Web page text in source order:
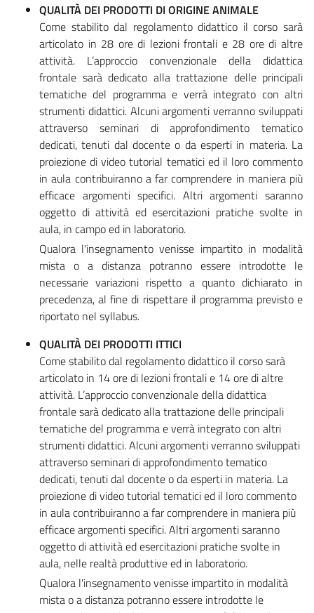
QUALITÀ DEI PRODOTTI DI ORIGINE ANIMALE
Come stabilito dal regolamento didattico il corso sarà
articolato in 28 ore di lezioni frontali e 28 ore di altre
attività. L’approccio convenzionale della didattica
frontale sarà dedicato alla trattazione delle principali
tematiche del programma e verrà integrato con altri
strumenti didattici. Alcuni argomenti verranno sviluppati
attraverso seminari di approfondimento tematico
dedicati, tenuti dal docente o da esperti in materia. La
proiezione di video tutorial tematici ed il loro commento
in aula contribuiranno a far comprendere in maniera più
efficace argomenti specifici. Altri argomenti saranno
oggetto di attività ed esercitazioni pratiche svolte in
aula, in campo ed in laboratorio.
Qualora l'insegnamento venisse impartito in modalità
mista o a distanza potranno essere introdotte le
necessarie variazioni rispetto a quanto dichiarato in
precedenza, al fine di rispettare il programma previsto e
riportato nel syllabus.
QUALITÀ DEI PRODOTTI ITTICI
Come stabilito dal regolamento didattico il corso sarà
articolato in 14 ore di lezioni frontali e 14 ore di altre
attività. L’approccio convenzionale della didattica
frontale sarà dedicato alla trattazione delle principali
tematiche del programma e verrà integrato con altri
strumenti didattici. Alcuni argomenti verranno sviluppati
attraverso seminari di approfondimento tematico
dedicati, tenuti dal docente o da esperti in materia. La
proiezione di video tutorial tematici ed il loro commento
in aula contribuiranno a far comprendere in maniera più
efficace argomenti specifici. Altri argomenti saranno
oggetto di attività ed esercitazioni pratiche svolte in
aula, nelle realtà produttive ed in laboratorio.
Qualora l'insegnamento venisse impartito in modalità
mista o a distanza potranno essere introdotte le